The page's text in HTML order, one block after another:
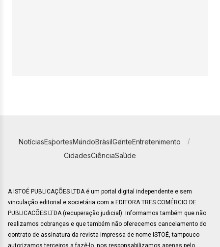
NotíciasEsportesMundoBrasilGenteEntretenimento
CidadesCiênciaSaúde
A ISTOÉ PUBLICAÇÕES LTDA é um portal digital independente e sem
vinculação editorial e societária com a EDITORA TRES COMÉRCIO DE
PUBLICACÕES LTDA (recuperação judicial). Informamos também que não
realizamos cobranças e que também não oferecemos cancelamento do
contrato de assinatura da revista impressa de nome ISTOÉ, tampouco
autorizamos terceiros a fazê-lo, nos responsabilizamos apenas pelo